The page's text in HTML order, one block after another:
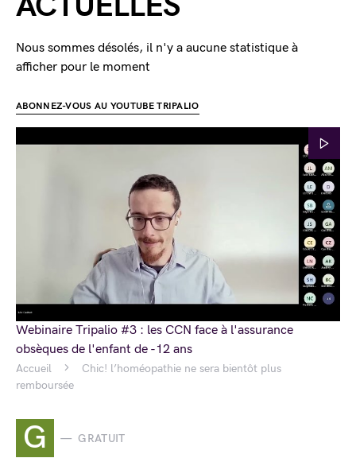
Accueil
Chic! l’homéopathie ne sera bientôt plus
remboursée
G GRATUIT
Nous sommes désolés, il n'y a aucune statistique à
afficher pour le moment
ABONNEZ-VOUS AU YOUTUBE TRIPALIO
Webinaire Tripalio #3 : les CCN face à l'assurance
obsèques de l'enfant de -12 ans